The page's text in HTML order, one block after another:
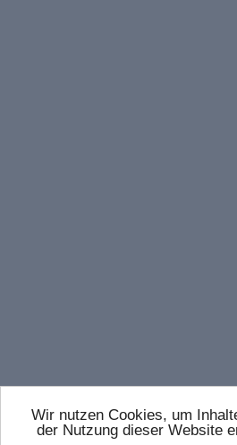
Wir nutzen Cookies, um
der Nutzung dieser Website